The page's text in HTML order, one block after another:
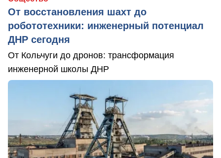
От восстановления шахт до
робототехники: инженерный потенциал
ДНР сегодня
От Кольчуги до дронов: трансформация
инженерной школы ДНР